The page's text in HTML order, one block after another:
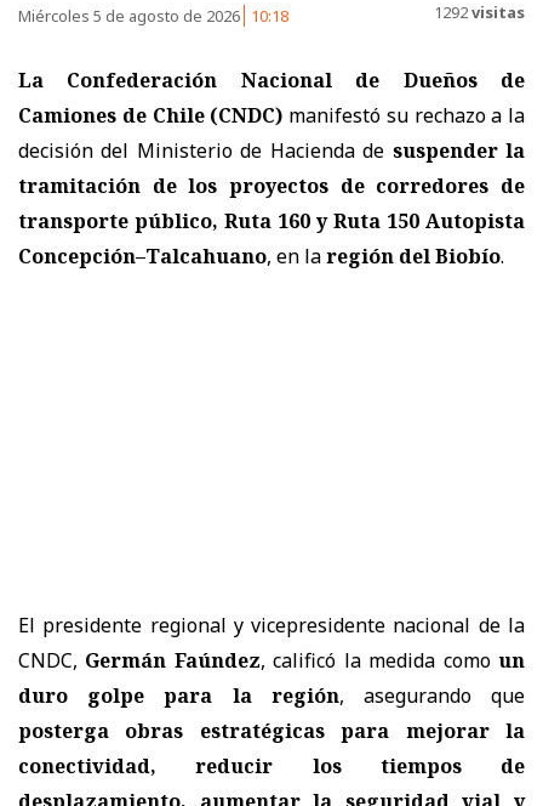
Miércoles 5 de agosto de 2026 10:18 1292visitas
La Confederación Nacional de Dueños de
Camiones de Chile (CNDC) manifestó su rechazo a la
decisión del Ministerio de Hacienda de suspender la
tramitación de los proyectos de corredores de
transporte público, Ruta 160 y Ruta 150 Autopista
Concepción–Talcahuano, en laregión del Biobío.
El presidente regional y vicepresidente nacional de la
CNDC, Germán Faúndez, calificó la medida comoun
duro golpe para la región, asegurando que
posterga obras estratégicas para mejorar la
conectividad, reducir los tiempos de
desplazamiento, aumentar la seguridad vial y